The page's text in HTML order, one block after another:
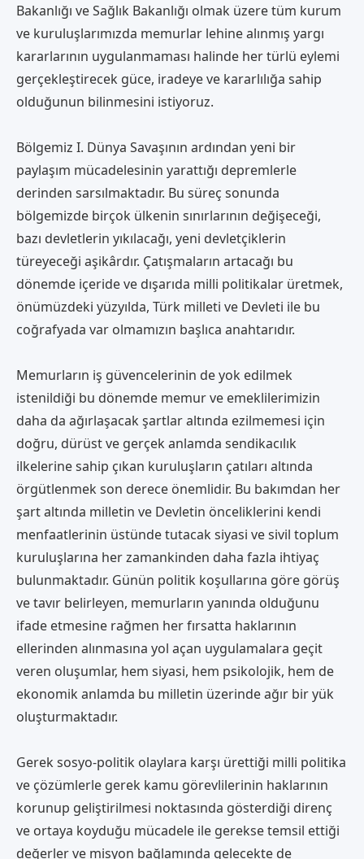
Bakanlığı ve Sağlık Bakanlığı olmak üzere tüm kurum
ve kuruluşlarımızda memurlar lehine alınmış yargı
kararlarının uygulanmaması halinde her türlü eylemi
gerçekleştirecek güce, iradeye ve kararlılığa sahip
olduğunun bilinmesini istiyoruz.
Bölgemiz I. Dünya Savaşının ardından yeni bir
paylaşım mücadelesinin yarattığı depremlerle
derinden sarsılmaktadır. Bu süreç sonunda
bölgemizde birçok ülkenin sınırlarının değişeceği,
bazı devletlerin yıkılacağı, yeni devletçiklerin
türeyeceği aşikârdır. Çatışmaların artacağı bu
dönemde içeride ve dışarıda milli politikalar üretmek,
önümüzdeki yüzyılda, Türk milleti ve Devleti ile bu
coğrafyada var olmamızın başlıca anahtarıdır.
Memurların iş güvencelerinin de yok edilmek
istenildiği bu dönemde memur ve emeklilerimizin
daha da ağırlaşacak şartlar altında ezilmemesi için
doğru, dürüst ve gerçek anlamda sendikacılık
ilkelerine sahip çıkan kuruluşların çatıları altında
örgütlenmek son derece önemlidir. Bu bakımdan her
şart altında milletin ve Devletin önceliklerini kendi
menfaatlerinin üstünde tutacak siyasi ve sivil toplum
kuruluşlarına her zamankinden daha fazla ihtiyaç
bulunmaktadır. Günün politik koşullarına göre görüş
ve tavır belirleyen, memurların yanında olduğunu
ifade etmesine rağmen her fırsatta haklarının
ellerinden alınmasına yol açan uygulamalara geçit
veren oluşumlar, hem siyasi, hem psikolojik, hem de
ekonomik anlamda bu milletin üzerinde ağır bir yük
oluşturmaktadır.
Gerek sosyo-politik olaylara karşı ürettiği milli politika
ve çözümlerle gerek kamu görevlilerinin haklarının
korunup geliştirilmesi noktasında gösterdiği direnç
ve ortaya koyduğu mücadele ile gerekse temsil ettiği
değerler ve misyon bağlamında gelecekte de